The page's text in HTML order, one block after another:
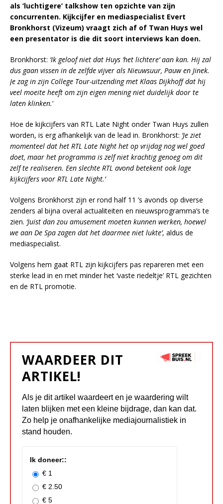
als ‘luchtigere’ talkshow ten opzichte van zijn
concurrenten. Kijkcijfer en mediaspecialist Evert
Bronkhorst (Vizeum) vraagt zich af of Twan Huys wel
een presentator is die dit soort interviews kan doen.
Bronkhorst: ‘Ik geloof niet dat Huys ‘het lichtere’ aan kan. Hij zal
dus gaan vissen in de zelfde vijver als Nieuwsuur, Pauw en Jinek.
Je zag in zijn College Tour-uitzending met Klaas Dijkhoff dat hij
veel moeite heeft om zijn eigen mening niet duidelijk door te
laten klinken.‘
Hoe de kijkcijfers van RTL Late Night onder Twan Huys zullen
worden, is erg afhankelijk van de lead in. Bronkhorst: ‘Je ziet
momenteel dat het RTL Late Night het op vrijdag nog wel goed
doet, maar het programma is zelf niet krachtig genoeg om dit
zelf te realiseren. Een slechte RTL avond betekent ook lage
kijkcijfers voor RTL Late Night.’
Volgens Bronkhorst zijn er rond half 11 ’s avonds op diverse
zenders al bijna overal actualiteiten en nieuwsprogramma’s te
zien. ‘Juist dan zou amusement moeten kunnen werken, hoewel
we aan De Spa zagen dat het daarmee niet lukte’, aldus de
mediaspecialist.
Volgens hem gaat RTL zijn kijkcijfers pas repareren met een
sterke lead in en met minder het ‘vaste riedeltje’ RTL gezichten
en de RTL promotie.
WAARDEER DIT
ARTIKEL!
Als je dit artikel waardeert en je waardering wilt
laten blijken met een kleine bijdrage, dan kan dat.
Zo help je onafhankelijke mediajournalistiek in
stand houden.
Ik doneer::
€ 1
€ 2.50
€ 5